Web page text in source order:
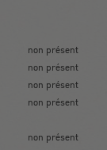
non présent
non présent
non présent
non présent
non présent